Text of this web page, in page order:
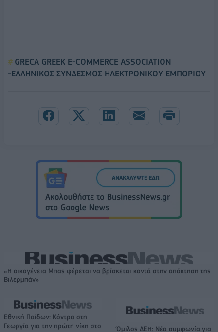
GRECA GREEK E-COMMERCE ASSOCIATION
-ΕΛΛΗΝΙΚΟΣ ΣΥΝΔΕΣΜΟΣ ΗΛΕΚΤΡΟΝΙΚΟΥ ΕΜΠΟΡΙΟΥ
«Η οικογένεια Μπας φέρεται να βρίσκεται κοντά στην απόκτηση της
Βιλερμπάν»
Εθνική Παίδων: Κόντρα στη
Γεωργία για την πρώτη νίκη στο
Όμιλος ΔΕΗ: Νέα συμφωνία για